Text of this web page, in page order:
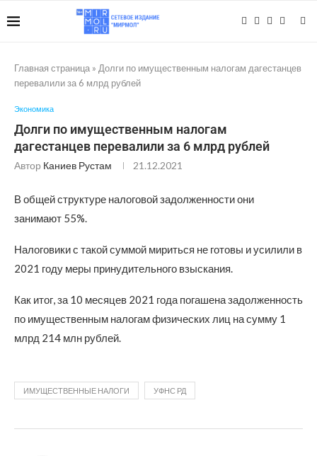
Главная страница » Долги по имущественным налогам дагестанцев
перевалили за 6 млрд рублей
Экономика
Долги по имущественным налогам
дагестанцев перевалили за 6 млрд рублей
Автор Каниев Рустам 21.12.2021
В общей структуре налоговой задолженности они
занимают 55%.
Налоговики с такой суммой мириться не готовы и усилили в
2021 году меры принудительного взыскания.
Как итог, за 10 месяцев 2021 года погашена задолженность
по имущественным налогам физических лиц на сумму 1
млрд 214 млн рублей.
ИМУЩЕСТВЕННЫЕ НАЛОГИ УФНС РД